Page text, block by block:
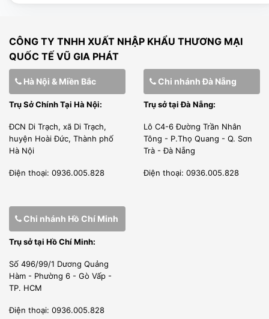
[wpcc-iframe allowfullscreen=”” frameborder=”0″
height=”360″ src=”https://www.youtube-
nocookie.com/embed/yKpgpnXggzs”
style=”position: absolute;top: 0;left: 0;width:
100%;height: 100%;” width=”640″]
Bếp nhỏ gọn nên có thể đặt trên hầu hết các quầy bán
Sản phẩm có chế độ tự động ngắt điện khi nhiệt độ đạt
ổn định, liên tục.
Làm bằng chất lượng cao cấp
Toàn bộ thân bếp được làm bằng thép không gỉ , do
đó bếp rất dễ tẩy rửa và vệ sinh. Chảo dầu được làm bằng
CÔNG TY TNHH XUẤT NHẬP KHẨU THƯƠNG MẠI
QUỐC TẾ VŨ GIA PHÁT
Hà Nội & Miền Bắc
Trụ Sở Chính Tại Hà Nội:
ĐCN Di Trạch, xã Di Trạch,
huyện Hoài Đức, Thành phố
Hà Nội
Điện thoại: 0936.005.828
Chi nhánh Đà Nẵng
Trụ sở tại Đà Nẵng:
Lô C4-6 Đường Trần Nhân
Tông - P.Thọ Quang - Q. Sơn
Trà - Đà Nẵng
Điện thoại: 0936.005.828
Chi nhánh Hồ Chí Minh
Trụ sở tại Hồ Chí Minh:
Số 496/99/1 Dương Quảng
Hàm - Phường 6 - Gò Vấp -
TP. HCM
Điện thoại: 0936.005.828